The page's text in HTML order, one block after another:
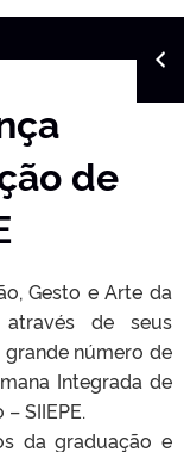
de
Gesto e Arte da
através de seus
número de
Integrada de
SIIEPE.
da graduação e